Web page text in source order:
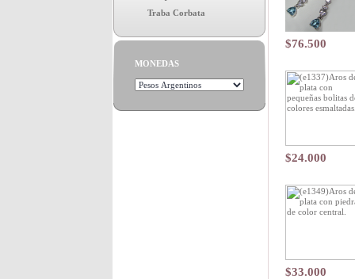
Traba Corbata
MONEDAS
$76.500
$24.000
$33.000